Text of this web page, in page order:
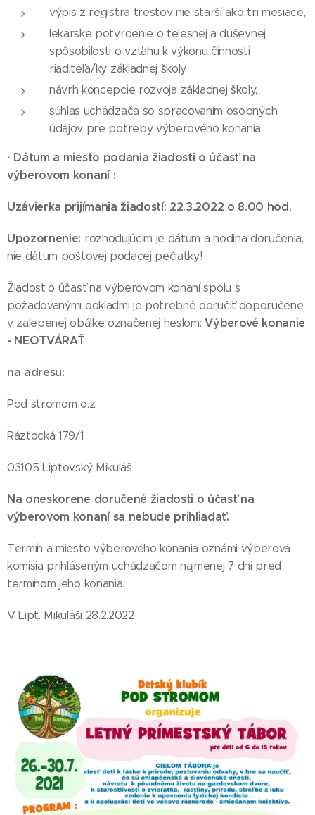
výpis z registra trestov nie starší ako tri mesiace,
lekárske potvrdenie o telesnej a duševnej
spôsobilosti o vzťahu k výkonu činnosti
riaditeľa/ky základnej školy,
návrh koncepcie rozvoja základnej školy,
súhlas uchádzača so spracovaním osobných
údajov pre potreby výberového konania.
· Dátum a miesto podania žiadosti o účasť na
výberovom konaní :
Uzávierka prijímania žiadostí: 22.3.2022 o 8.00 hod.
Upozornenie: rozhodujúcim je dátum a hodina doručenia,
nie dátum poštovej podacej pečiatky!
Žiadosť o účasť na výberovom konaní spolu s
požadovanými dokladmi je potrebné doručiť doporučene
v zalepenej obálke označenej heslom:Výberové konanie
- NEOTVÁRAŤ
na adresu:
Pod stromom o.z.
Ráztocká 179/1
03105 Liptovský Mikuláš
Na oneskorene doručené žiadosti o účasť na
výberovom konaní sa nebude prihliadať.
Termín a miesto výberového konania oznámi výberová
komisia prihláseným uchádzačom najmenej 7 dni pred
termínom jeho konania.
V Lipt. Mikuláši 28.2.2022